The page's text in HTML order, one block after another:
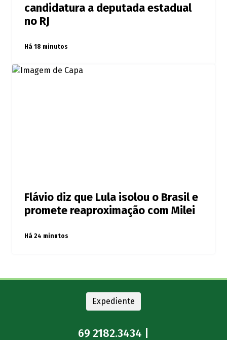
candidatura a deputada estadual
no RJ
Há 18 minutos
Flávio diz que Lula isolou o Brasil e
promete reaproximação com Milei
Há 24 minutos
Expediente
69 2182.3434 |